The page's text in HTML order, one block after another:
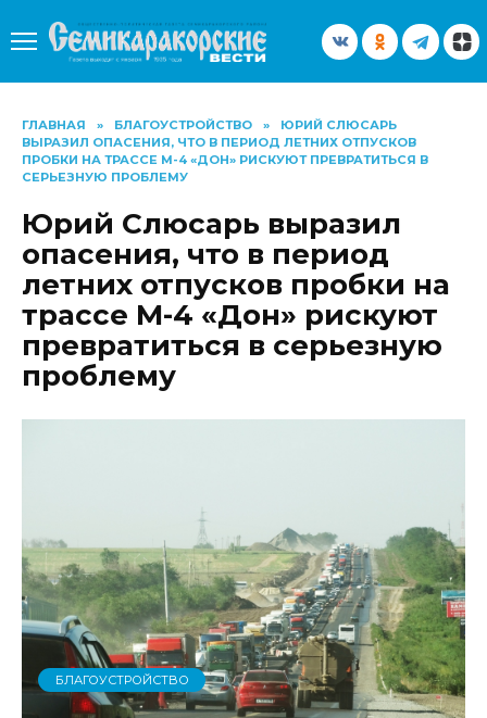
содержанию
ГЛАВНАЯ » БЛАГОУСТРОЙСТВО »
ЮРИЙ СЛЮСАРЬ
ВЫРАЗИЛ ОПАСЕНИЯ, ЧТО В ПЕРИОД ЛЕТНИХ ОТПУСКОВ
ПРОБКИ НА ТРАССЕ М-4 «ДОН» РИСКУЮТ ПРЕВРАТИТЬСЯ В
СЕРЬЕЗНУЮ ПРОБЛЕМУ
Юрий Слюсарь выразил
опасения, что в период
летних отпусков пробки на
трассе М-4 «Дон» рискуют
превратиться в серьезную
проблему
БЛАГОУСТРОЙСТВО